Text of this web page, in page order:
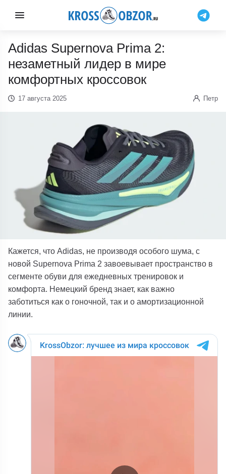
Adidas Supernova Prima 2:
незаметный лидер в мире
комфортных кроссовок
17 августа 2025 Петр
Кажется, что Adidas, не производя особого шума, с
новой Supernova Prima 2 завоевывает пространство в
сегменте обуви для ежедневных тренировок и
комфорта. Немецкий бренд знает, как важно
заботиться как о гоночной, так и о амортизационной
линии.